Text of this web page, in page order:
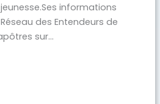
informations
des Entendeurs de
sur...